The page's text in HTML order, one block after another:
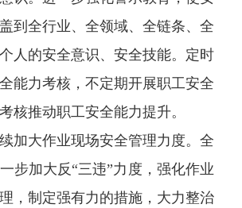
到全行业、全领域、全链条、全
人的安全意识、安全技能。定时
能力考核，不定期开展职工安全
核推动职工安全能力提升。
大作业现场安全管理力度。全
步加大反“三违”力度，强化作业
，制定强有力的措施，大力整治